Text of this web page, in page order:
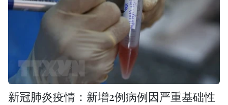
新冠肺炎疫情：新增2例病例因严重基础性